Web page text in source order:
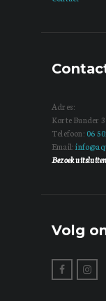
Adres:
Korte Bunder
Telefoon: 06
Email:
Bezoek
Volg